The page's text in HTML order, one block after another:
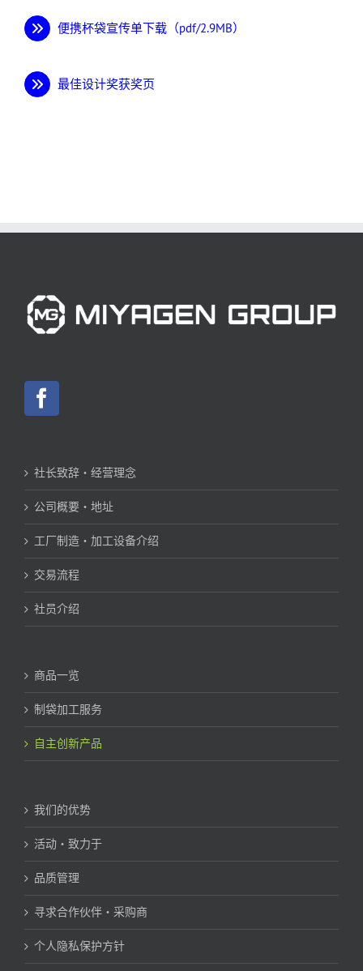
便携杯袋宣传单下载（pdf/2.9MB）
最佳设计奖获奖页
社长致辞・经营理念
公司概要・地址
工厂制造・加工设备介绍
交易流程
社员介绍
商品一览
制袋加工服务
自主创新产品
我们的优势
活动・致力于
品质管理
寻求合作伙伴・采购商
个人隐私保护方针